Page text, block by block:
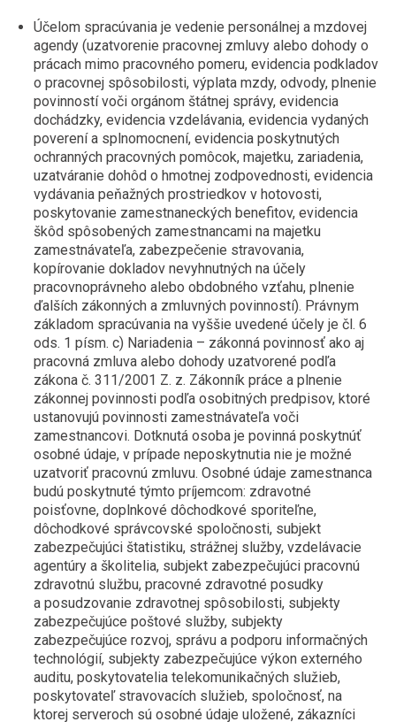
Účelom spracúvania je vedenie personálnej a mzdovej
agendy (uzatvorenie pracovnej zmluvy alebo dohody o
prácach mimo pracovného pomeru, evidencia podkladov
o pracovnej spôsobilosti, výplata mzdy, odvody, plnenie
povinností voči orgánom štátnej správy, evidencia
dochádzky, evidencia vzdelávania, evidencia vydaných
poverení a splnomocnení, evidencia poskytnutých
ochranných pracovných pomôcok, majetku, zariadenia,
uzatváranie dohôd o hmotnej zodpovednosti, evidencia
vydávania peňažných prostriedkov v hotovosti,
poskytovanie zamestnaneckých benefitov, evidencia
škôd spôsobených zamestnancami na majetku
zamestnávateľa, zabezpečenie stravovania,
kopírovanie dokladov nevyhnutných na účely
pracovnoprávneho alebo obdobného vzťahu, plnenie
ďalších zákonných a zmluvných povinností). Právnym
základom spracúvania na vyššie uvedené účely je čl. 6
ods. 1 písm. c) Nariadenia – zákonná povinnosť ako aj
pracovná zmluva alebo dohody uzatvorené podľa
zákona č. 311/2001 Z. z. Zákonník práce a plnenie
zákonnej povinnosti podľa osobitných predpisov, ktoré
ustanovujú povinnosti zamestnávateľa voči
zamestnancovi. Dotknutá osoba je povinná poskytnúť
osobné údaje, v prípade neposkytnutia nie je možné
uzatvoriť pracovnú zmluvu. Osobné údaje zamestnanca
budú poskytnuté týmto príjemcom: zdravotné
poisťovne, doplnkové dôchodkové sporiteľne,
dôchodkové správcovské spoločnosti, subjekt
zabezpečujúci štatistiku, strážnej služby, vzdelávacie
agentúry a školitelia, subjekt zabezpečujúci pracovnú
zdravotnú službu, pracovné zdravotné posudky
a posudzovanie zdravotnej spôsobilosti, subjekty
zabezpečujúce poštové služby, subjekty
zabezpečujúce rozvoj, správu a podporu informačných
technológií, subjekty zabezpečujúce výkon externého
auditu, poskytovatelia telekomunikačných služieb,
poskytovateľ stravovacích služieb, spoločnosť, na
ktorej serveroch sú osobné údaje uložené, zákazníci